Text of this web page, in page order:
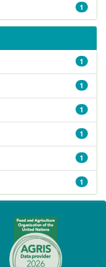
1
1
1
1
1
1
1